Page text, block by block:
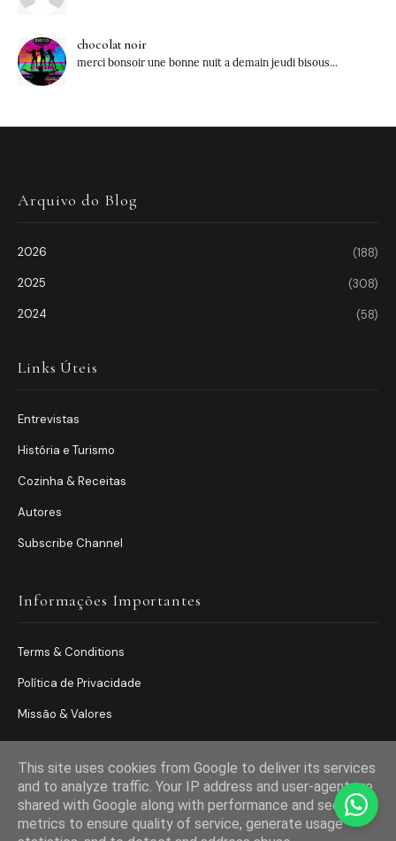
chocolat noir
merci bonsoir une bonne nuit a demain jeudi bisous...
Arquivo do Blog
2026
(188)
2025
(308)
2024
(58)
Links Úteis
Entrevistas
História e Turismo
Cozinha & Receitas
Autores
Subscribe Channel
Informações Importantes
Terms & Conditions
Política de Privacidade
Missão & Valores
This site uses cookies from Google to deliver its services
and to analyze traffic. Your IP address and user-agent are
shared with Google along with performance and security
metrics to ensure quality of service, generate usage